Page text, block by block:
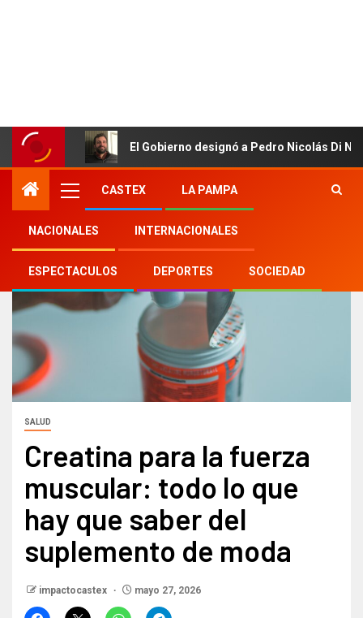
El Gobierno designó a Pedro Nicolás Di
CASTEX LA PAMPA
NACIONALES INTERNACIONALES
ESPECTACULOS DEPORTES SOCIEDAD
SALUD
Creatina para la fuerza
muscular: todo lo que
hay que saber del
suplemento de moda
impactocastex mayo 27, 2026